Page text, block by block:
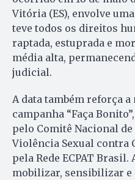
Vitória (ES), envolve
teve todos os direitos
raptada, estuprada e
média alta,
judicial.
A data também reforça
campanha “Faça
pelo Comitê Nacional
Violência Sexual contra
pela Rede ECPAT
mobilizar, sensibilizar e